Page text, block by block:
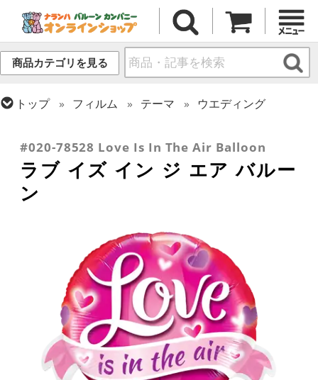
商品カテゴリを見る
トップ フィルム テーマ
ウエディング
#020-78528 Love Is In The Air Balloon
ラブ イズ イン ジ エア バルー
ン